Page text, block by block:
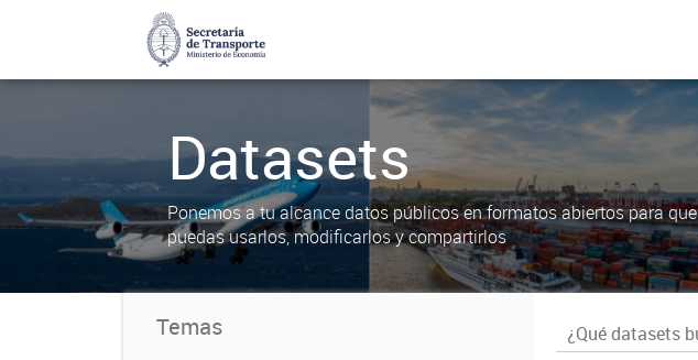
Datasets
Ponemos a tu alcance datos públicos en formatos abiertos para que
puedas usarlos, modificarlos y compartirlos
Temas